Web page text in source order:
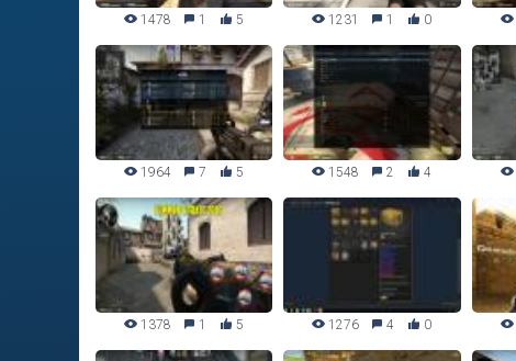
1478 1 5 1231 1 0
1964 7 5 1548 2 4
1378 1 5 1276 4 0